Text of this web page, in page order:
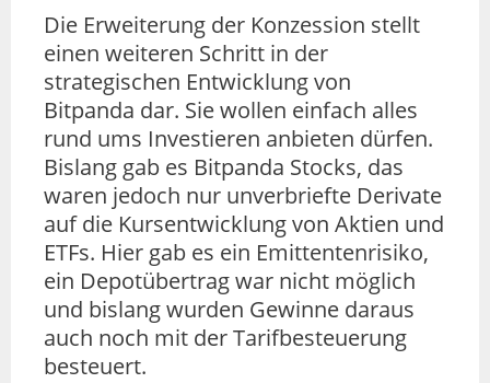
Die Erweiterung der Konzession stellt
einen weiteren Schritt in der
strategischen Entwicklung von
Bitpanda dar. Sie wollen einfach alles
rund ums Investieren anbieten dürfen.
Bislang gab es Bitpanda Stocks, das
waren jedoch nur unverbriefte Derivate
auf die Kursentwicklung von Aktien und
ETFs. Hier gab es ein Emittentenrisiko,
ein Depotübertrag war nicht möglich
und bislang wurden Gewinne daraus
auch noch mit der Tarifbesteuerung
besteuert.